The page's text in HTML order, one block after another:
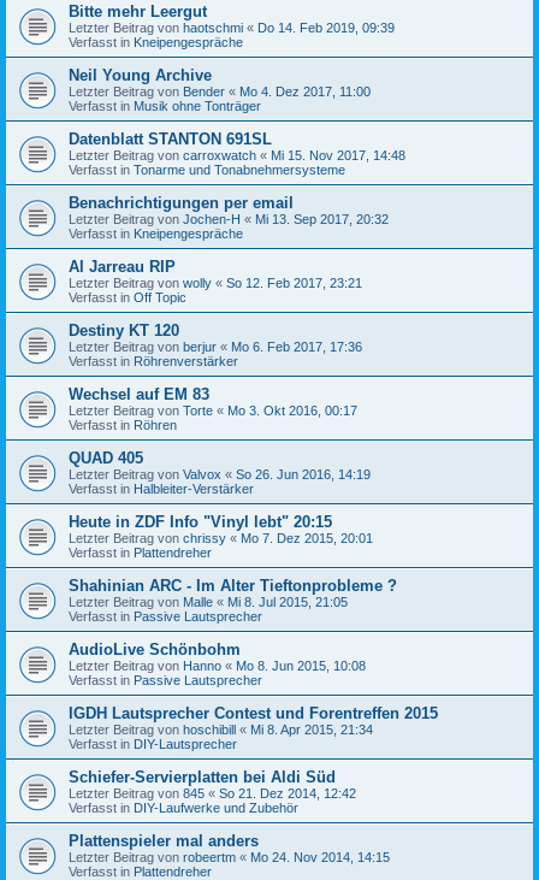
Bitte mehr Leergut
Letzter Beitrag von haotschmi « Do 14. Feb 2019, 09:39
Verfasst in Kneipengespräche
Neil Young Archive
Letzter Beitrag von Bender « Mo 4. Dez 2017, 11:00
Verfasst in Musik ohne Tonträger
Datenblatt STANTON 691SL
Letzter Beitrag von carroxwatch « Mi 15. Nov 2017, 14:48
Verfasst in Tonarme und Tonabnehmersysteme
Benachrichtigungen per email
Letzter Beitrag von Jochen-H « Mi 13. Sep 2017, 20:32
Verfasst in Kneipengespräche
Al Jarreau RIP
Letzter Beitrag von wolly « So 12. Feb 2017, 23:21
Verfasst in Off Topic
Destiny KT 120
Letzter Beitrag von berjur « Mo 6. Feb 2017, 17:36
Verfasst in Röhrenverstärker
Wechsel auf EM 83
Letzter Beitrag von Torte « Mo 3. Okt 2016, 00:17
Verfasst in Röhren
QUAD 405
Letzter Beitrag von Valvox « So 26. Jun 2016, 14:19
Verfasst in Halbleiter-Verstärker
Heute in ZDF Info "Vinyl lebt" 20:15
Letzter Beitrag von chrissy « Mo 7. Dez 2015, 20:01
Verfasst in Plattendreher
Shahinian ARC - Im Alter Tieftonprobleme ?
Letzter Beitrag von Malle « Mi 8. Jul 2015, 21:05
Verfasst in Passive Lautsprecher
AudioLive Schönbohm
Letzter Beitrag von Hanno « Mo 8. Jun 2015, 10:08
Verfasst in Passive Lautsprecher
IGDH Lautsprecher Contest und Forentreffen 2015
Letzter Beitrag von hoschibill « Mi 8. Apr 2015, 21:34
Verfasst in DIY-Lautsprecher
Schiefer-Servierplatten bei Aldi Süd
Letzter Beitrag von 845 « So 21. Dez 2014, 12:42
Verfasst in DIY-Laufwerke und Zubehör
Plattenspieler mal anders
Letzter Beitrag von robeertm « Mo 24. Nov 2014, 14:15
Verfasst in Plattendreher